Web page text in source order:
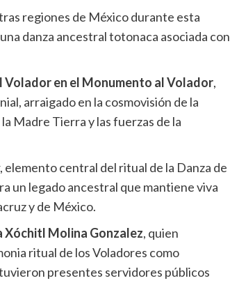
regiones de México durante esta
danza ancestral totonaca asociada con
Volador en el Monumento al Volador,
arraigado en la cosmovisión de la
Madre Tierra y las fuerzas de la
central del ritual de la Danza de
un legado ancestral que mantiene viva
y de México.
Xóchitl Molina Gonzalez, quien
ritual de los Voladores como
presentes servidores públicos